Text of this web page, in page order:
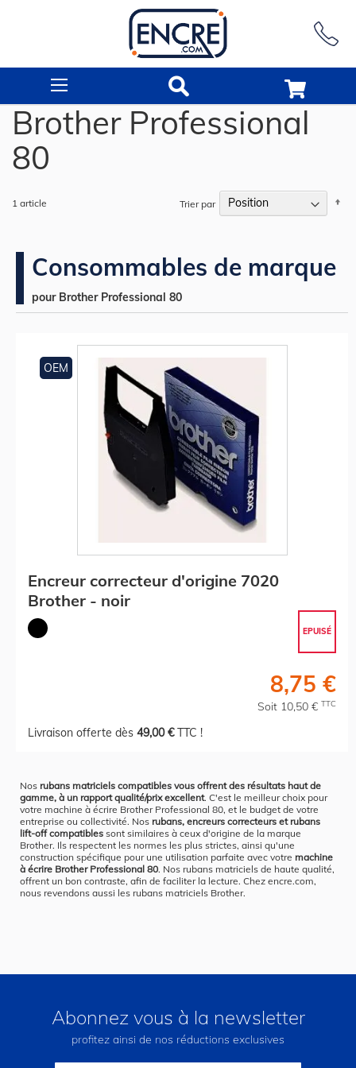
Brother Professional
80
1 article Trier par
Consommables de marque
pour Brother Professional 80
OEM
Encreur correcteur d'origine 7020
Brother - noir
EPUISÉ
8,75 €
Soit 10,50 € TTC
Livraison offerte dès 49,00 €TTC !
Nos rubans matriciels compatibles vous offrent des résultats haut de
gamme, à un rapport qualité/prix excellent. C'est le meilleur choix pour
votre machine à écrire Brother Professional 80, et le budget de votre
entreprise ou collectivité. Nos rubans, encreurs correcteurs et rubans
lift-off compatibles sont similaires à ceux d'origine de la marque
Brother. Ils respectent les normes les plus strictes, ainsi qu'une
construction spécifique pour une utilisation parfaite avec votre machine
à écrire Brother Professional 80. Nos rubans matriciels de haute qualité,
offrent un bon contraste, afin de faciliter la lecture. Chez encre.com,
nous revendons aussi les rubans matriciels Brother.
Abonnez vous à la newsletter
profitez ainsi de nos réductions exclusives